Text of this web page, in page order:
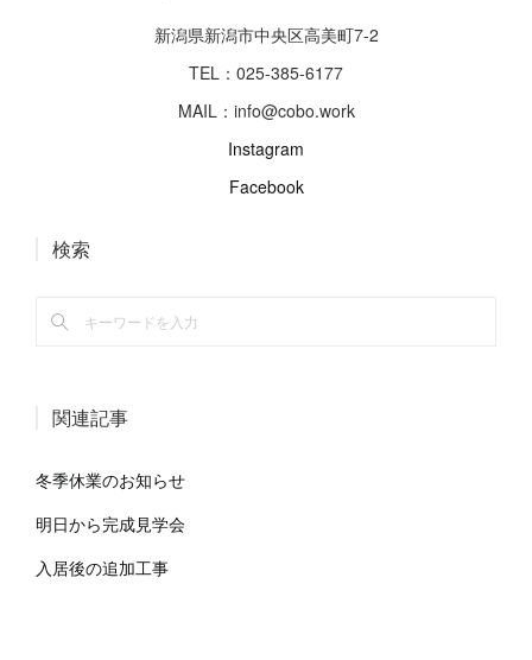
新潟県新潟市中央区高美町7-2
TEL：025-385-6177
MAIL：info@cobo.work
Instagram
Facebook
検索
関連記事
冬季休業のお知らせ
明日から完成見学会
入居後の追加工事